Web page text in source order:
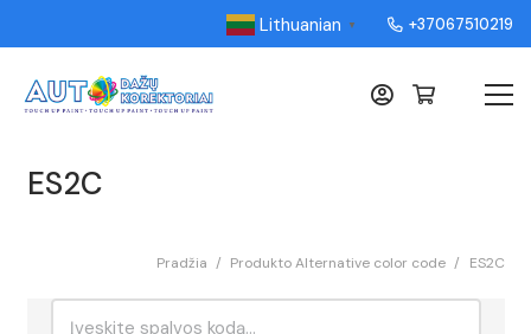
Lithuanian ▼ +37067510219
ES2C
Pradžia / Produkto Alternative color code / ES2C